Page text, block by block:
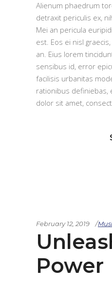
Alienum phaedrum
detraxit periculis ex,
Mei an pericula
est. Eos ei nisl
an. Eius lorem
sensibus id, error
facilisis urbanitas
rationibus definiebas,
dolor sit amet,
February 12, 2019
Power